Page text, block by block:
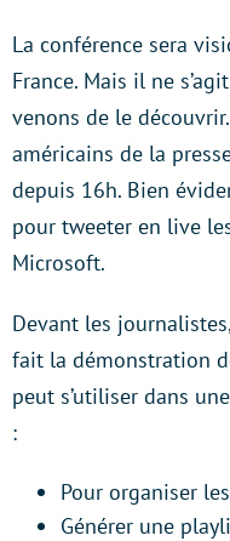
La conférence sera
France. Mais il ne
venons de le
américains de la
depuis 16h. Bien
pour tweeter en live
Microsoft.
Devant les
fait la démonstration
peut s’utiliser dans
:
Pour organiser
Générer une